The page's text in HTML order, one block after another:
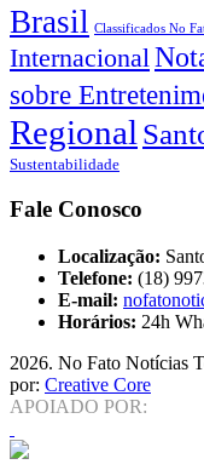
Brasil Classificados No
Internacional
sobre
Regional
Sustentabilidade
Fale Conosco
Localização:
Telefone: (18)
E-mail:
Horários: 24h
2026. No Fato Notícias
por: Creative Core
APOIADO POR: